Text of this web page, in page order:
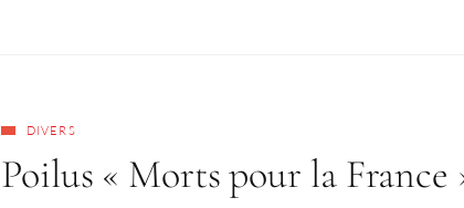
DIVERS
Poilus « Morts pour la France